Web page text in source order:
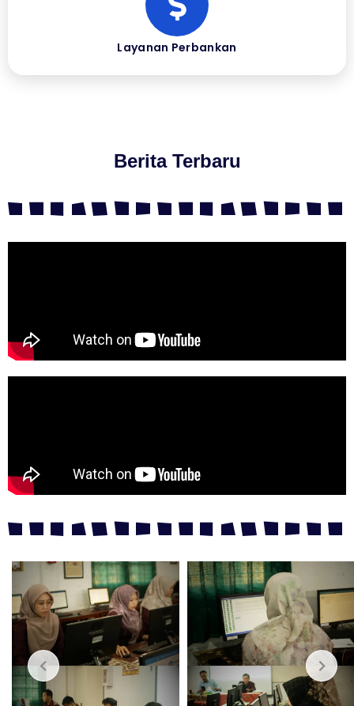
Layanan Perbankan
Berita Terbaru